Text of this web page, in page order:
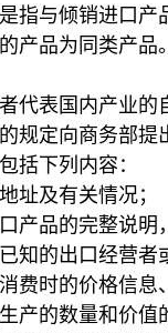
与倾销进口产
产品为同类产品。
表国内产业的
规定向商务部提
下列内容：
及有关情况；
品的完整说明
知的出口经营
费时的价格信息
的数量和价值